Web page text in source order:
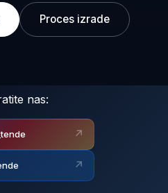
Proces izrade
nas:
↗
↗